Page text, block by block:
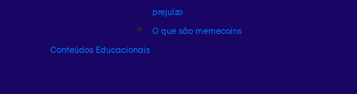
prejuízo
O que são memecoins
Conteúdos Educacionais